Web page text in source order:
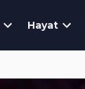
Hayat